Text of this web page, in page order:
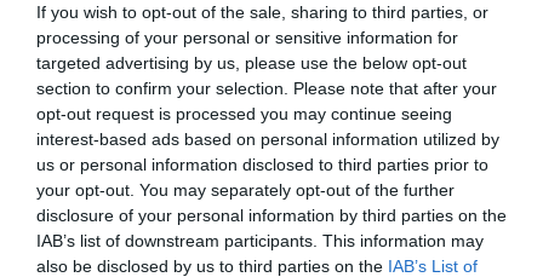
If you wish to opt-out of the sale, sharing to third parties, or
processing of your personal or sensitive information for
targeted advertising by us, please use the below opt-out
section to confirm your selection. Please note that after your
opt-out request is processed you may continue seeing
interest-based ads based on personal information utilized by
us or personal information disclosed to third parties prior to
your opt-out. You may separately opt-out of the further
disclosure of your personal information by third parties on the
IAB’s list of downstream participants. This information may
also be disclosed by us to third parties on the IAB’s List of
Címkék: recept ,rántotta,tökéletes, rizslap
Korábbi bejegyzések Következő bejegyzés
HASONLÓ BEJEGYZÉSEK